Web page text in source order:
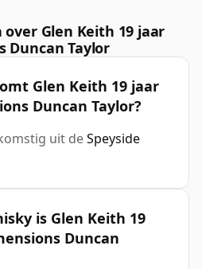
Glen Keith 19 jaar
Duncan Taylor
Glen Keith 19 jaar
Duncan Taylor?
uit deSpeyside
is Glen Keith 19
Duncan